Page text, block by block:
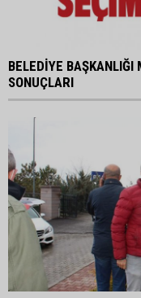
BELEDİYE
SONUÇLARI